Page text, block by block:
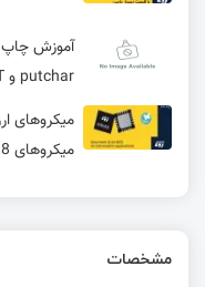
putchar و UART
میکروهای 8 بیتی
مشخصات